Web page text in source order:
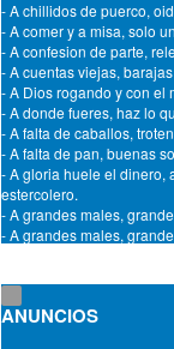
- A comer y a misa, solo
- A confesion de parte,
- A cuentas viejas,
- A Dios rogando y con el
- A donde fueres, haz lo
- A falta de caballos, troten
- A falta de pan, buenas
- A gloria huele el dinero,
estercolero.
- A grandes males,
- A grandes males,
- A grandes penas,
- A la fea, el caudal de su
ANUNCIOS